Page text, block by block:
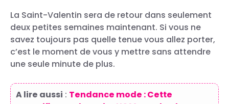
La Saint-Valentin sera de retour dans seulement
deux petites semaines maintenant. Si vous ne
savez toujours pas quelle tenue vous allez porter,
c’est le moment de vous y mettre sans attendre
une seule minute de plus.
A lire aussi : Tendance mode : Cette